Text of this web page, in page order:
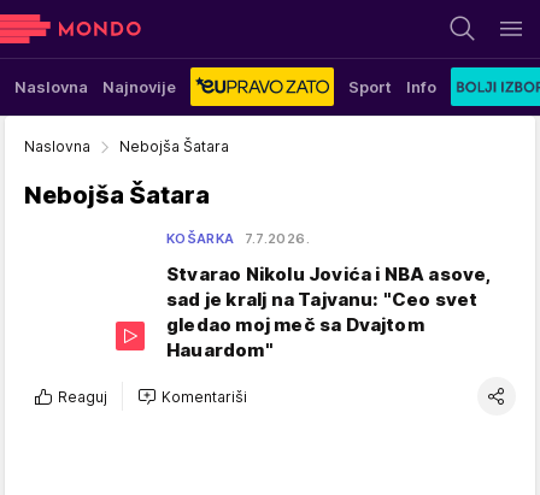
Naslovna Najnovije Sport Info
Naslovna Nebojša Šatara
Nebojša Šatara
KOŠARKA 7.7.2026.
Stvarao Nikolu Jovića i NBA asove,
sad je kralj na Tajvanu: "Ceo svet
gledao moj meč sa Dvajtom
Hauardom"
Reaguj Komentariši